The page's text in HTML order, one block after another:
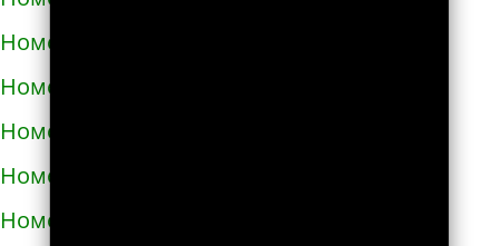
Номера телефонов такси в Узине
Номера телефонов такси в Украинке
Номера телефонов такси в Умани
Номера телефонов такси в Фастове
Номера телефонов такси в Харькове